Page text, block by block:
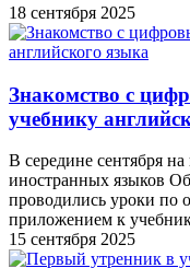
18 сентября 2025
Знакомство с
учебнику
В середине сентября
иностранных языков
проводились уроки по
приложением к
15 сентября 2025